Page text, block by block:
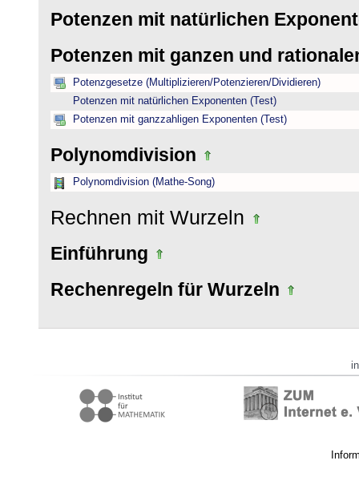
Potenzen mit natürlichen
Potenzen mit ganzen und
Potenzgesetze (Multiplizieren/Potenzieren/Dividieren)
Potenzen mit natürlichen Exponenten (Test)
Potenzen mit ganzzahligen Exponenten (Test)
Polynomdivision
Polynomdivision (Mathe-Song)
Rechnen mit Wurzeln
Einführung
Rechenregeln für Wurzeln